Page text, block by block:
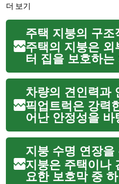
더 보기
주택 지붕의 구조
주택의 지붕은 외
터 집을 보호하는
합니다. 비, 눈,
기상 조건에 직접
은 시간이 지남에
수 있으며, 이는
적 안정성에 심각
픽업트럭은 강력
어난 안정성을 바
작업 환경에서 핵
수행하는 차량입
을 운반하거나 대
견인하는 데 특화
험난한 지형에서
지붕은 주택이나
요한 보호막 중